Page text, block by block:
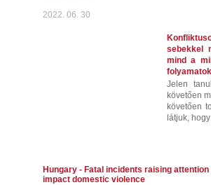
2022. 06. 30
sebekkel
mind a
Jelen
követően
követően
látjuk,
Hungary - Fatal incidents raising
impact domestic violence